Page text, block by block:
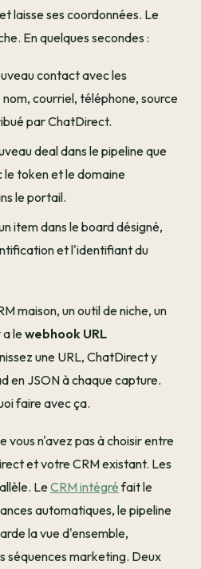
laisse ses coordonnées. Le
En quelques secondes :
contact avec les
courriel, téléphone, source
par ChatDirect.
deal dans le pipeline que
le token et le domaine
le portail.
item dans le board désigné,
et l'identifiant du
maison, un outil de niche, un
a lewebhook URL
une URL, ChatDirect y
en JSON à chaque capture.
faire avec ça.
vous n'avez pas à choisir entre
et votre CRM existant. Les
LeCRM intégréfait le
automatiques, le pipeline
la vue d'ensemble,
séquences marketing. Deux